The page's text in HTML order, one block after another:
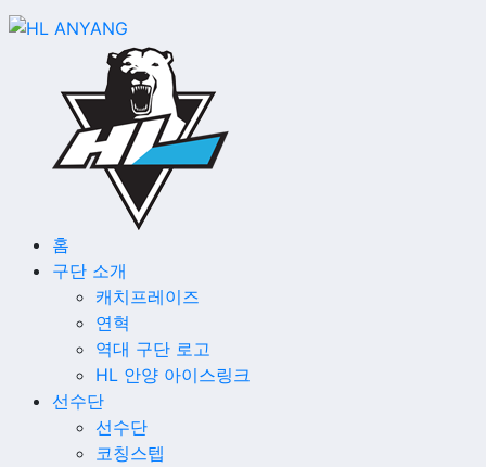
홈
구단 소개
캐치프레이즈
연혁
역대 구단 로고
HL 안양 아이스링크
선수단
선수단
코칭스텝